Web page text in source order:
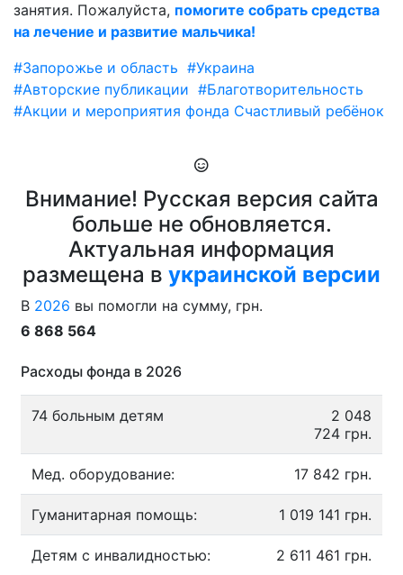
занятия. Пожалуйста, помогите собрать средства
на лечение и развитие мальчика!
#Запорожье и область #Украина
#Авторские публикации #Благотворительность
#Акции и мероприятия фонда Счастливый ребёнок
Внимание! Русская версия сайта
больше не обновляется.
Актуальная информация
размещена в украинской версии
В 2026 вы помогли на сумму, грн.
6 868 564
Расходы фонда в 2026
74 больным детям
2 048
724 грн.
Мед. оборудование: 17 842 грн.
Гуманитарная помощь: 1 019 141 грн.
Детям с инвалидностью: 2 611 461 грн.